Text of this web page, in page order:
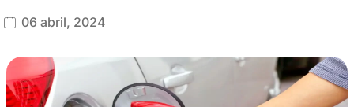
06 abril, 2024